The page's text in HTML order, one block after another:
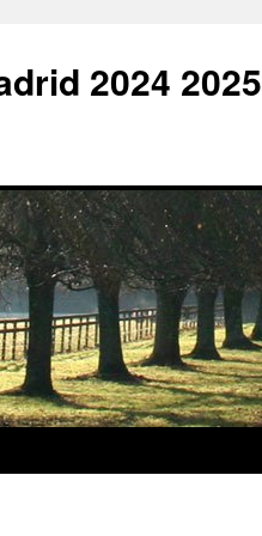
2024 2025